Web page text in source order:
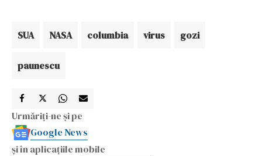
SUA NASA columbia virus gozi
paunescu
Urmăriți-ne și pe
Google News
și în aplicațiile mobile